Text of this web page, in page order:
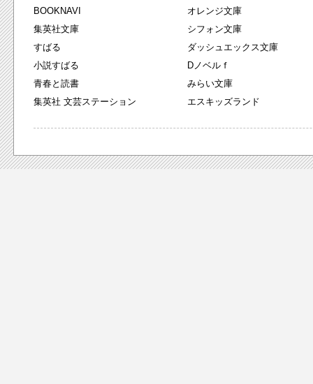
BOOKNAVI
集英社文庫
すばる
小説すばる
青春と読書
集英社 文芸ステーション
オレンジ文庫
シフォン文庫
ダッシュエックス文庫
Dノベルｆ
みらい文庫
エスキッズランド